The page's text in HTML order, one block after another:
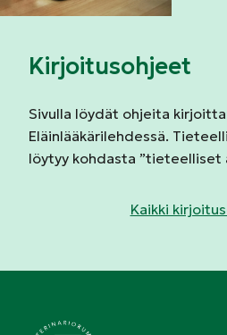
Kirjoitusohjeet
Sivulla löydät ohjeita
Eläinlääkärilehdessä.
löytyy kohdasta ”tieteelliset
Kaikki